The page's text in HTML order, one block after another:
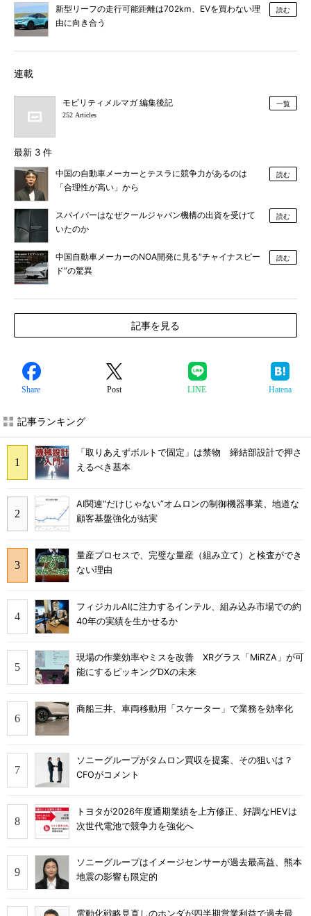
新型リーフの走行可能距離は702km、EVを買わない理
由に向き合う
読む
連載
モビリティメルマガ 編集後記
252 Articles
一覧
最新 3 件
中国の自動車メーカーとテスラに競争力があるのは
「合理性が高い」から
読む
スパイバーはなぜクールジャパン機構の出資を受けて
いたのか
読む
中国自動車メーカーのNOA開発に見る“チャイナスピー
ド”の驚異
読む
記事を見る
Share Post LINE Hatena
記事ランキング
「取りあえずボルトで固定」は禁物 締結部設計で押さ
えるべき基本
AI関連“だけじゃない”オムロンの制御機器事業、地道な
顧客基盤強化が結実
量産プロセスで、完璧な量産（組み立て）と検査ができ
ない理由
フィジカルAIに注力するインテル、組み込み市場での約
40年の実績を生かせるか
現場の作業効率やミスを改善 XRグラス「MiRZA」が可
能にするピッキングDXの未来
商船三井、車両移動用「スケーター」で業務を効率化
ソニーグループがタムロン買収を提案、その狙いは？
CFOがコメント
トヨタが2026年度通期業績を上方修正、好調なHEVは
次世代電池で競争力を強化へ
ソニーグループはイメージセンサーが過去最高益、熊本
地震の影響も限定的
電動化戦略見直しのホンダが四半期営業利益で過去最